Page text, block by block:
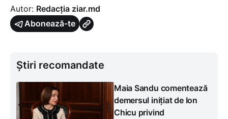
Autor: Redacția ziar.md
Abonează-te
Știri recomandate
Maia Sandu comentează
demersul inițiat de Ion
Chicu privind